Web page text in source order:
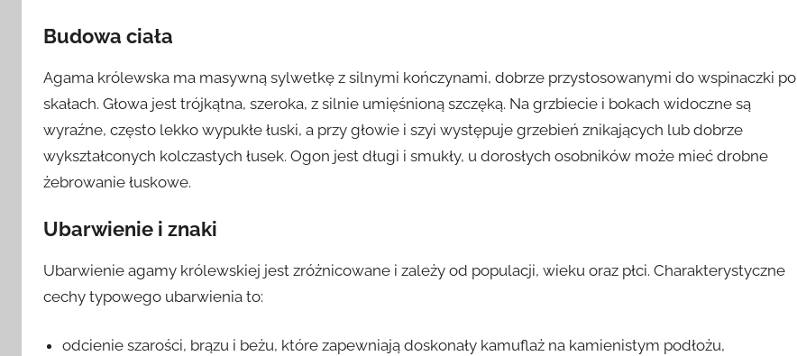
Budowa ciała
Agama królewska ma masywną sylwetkę z silnymi kończynami, dobrze przystosowanymi do wspinaczki po
skałach. Głowa jest trójkątna, szeroka, z silnie umięśnioną szczęką. Na grzbiecie i bokach widoczne są
wyraźne, często lekko wypukłe łuski, a przy głowie i szyi występuje grzebień znikających lub dobrze
wykształconych kolczastych łusek. Ogon jest długi i smukły, u dorosłych osobników może mieć drobne
żebrowanie łuskowe.
Ubarwienie i znaki
Ubarwienie agamy królewskiej jest zróżnicowane i zależy od populacji, wieku oraz płci. Charakterystyczne
cechy typowego ubarwienia to:
odcienie szarości, brązu i beżu, które zapewniają doskonały kamuflaż na kamienistym podłożu,